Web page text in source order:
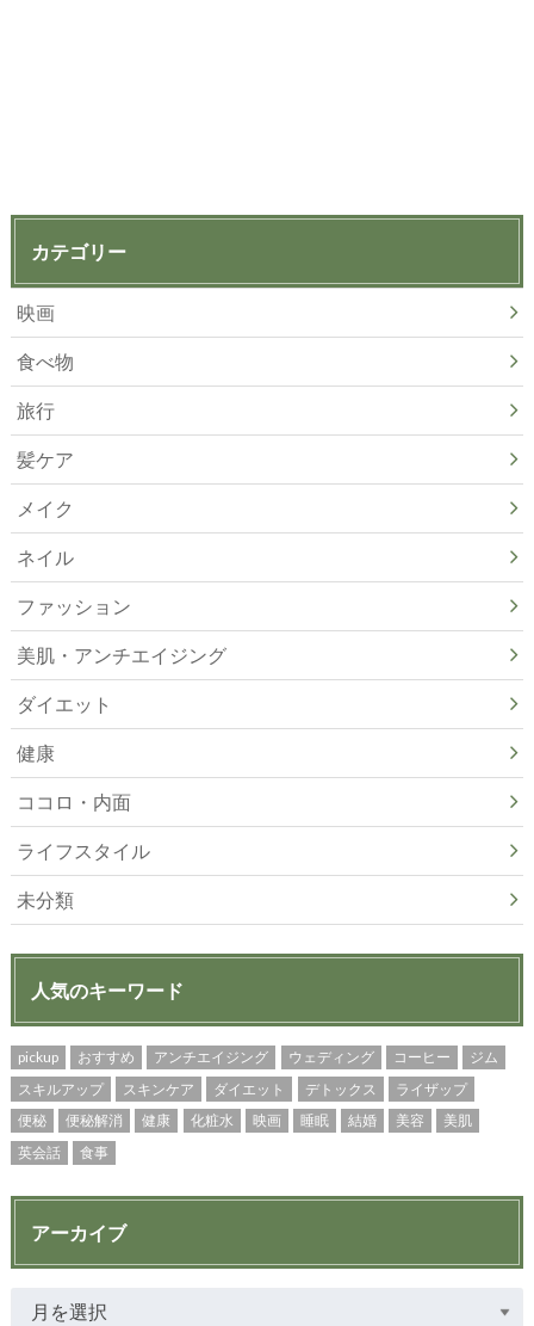
カテゴリー
映画
食べ物
旅行
髪ケア
メイク
ネイル
ファッション
美肌・アンチエイジング
ダイエット
健康
ココロ・内面
ライフスタイル
未分類
人気のキーワード
pickup おすすめ アンチエイジング ウェディング コーヒー
ジム
スキルアップ
スキンケア ダイエット デトックス
ライザップ
便秘
便秘解消 健康 化粧水 映画 睡眠 結婚 美容
美肌
英会話
食事
アーカイブ